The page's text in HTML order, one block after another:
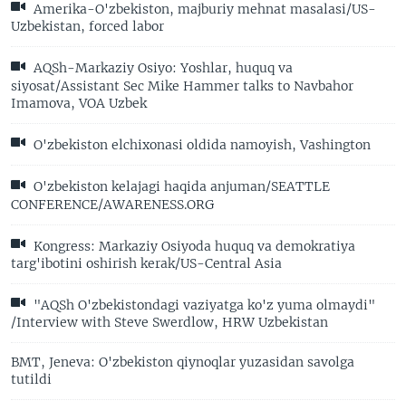
Amerika-O'zbekiston, majburiy mehnat masalasi/US-
Uzbekistan, forced labor
AQSh-Markaziy Osiyo: Yoshlar, huquq va
siyosat/Assistant Sec Mike Hammer talks to Navbahor
Imamova, VOA Uzbek
O'zbekiston elchixonasi oldida namoyish, Vashington
O'zbekiston kelajagi haqida anjuman/SEATTLE
CONFERENCE/AWARENESS.ORG
Kongress: Markaziy Osiyoda huquq va demokratiya
targ'ibotini oshirish kerak/US-Central Asia
"AQSh O'zbekistondagi vaziyatga ko'z yuma olmaydi"
/Interview with Steve Swerdlow, HRW Uzbekistan
BMT, Jeneva: O'zbekiston qiynoqlar yuzasidan savolga
tutildi